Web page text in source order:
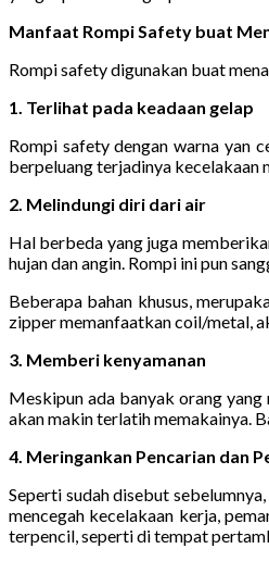
Manfaat Rompi Safety buat
Rompi safety digunakan buat
1. Terlihat pada keadaan gelap
Rompi safety dengan warna yan
berpeluang terjadinya kecelakaan
2. Melindungi diri dari air
Hal berbeda yang juga
hujan dan angin. Rompi ini pun
Beberapa bahan khusus,
zipper memanfaatkan coil/metal,
3. Memberi kenyamanan
Meskipun ada banyak orang
akan makin terlatih memakainya.
4. Meringankan Pencarian dan
Seperti sudah disebut
mencegah kecelakaan kerja,
terpencil, seperti di tempat